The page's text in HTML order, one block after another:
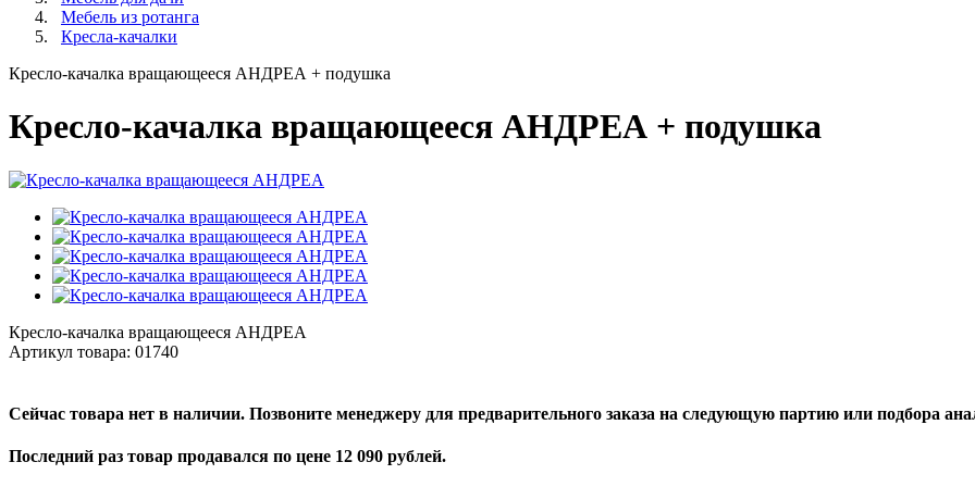
Мебель из ротанга
Кресла-качалки
Кресло-качалка вращающееся АНДРЕА + подушка
Кресло-качалка вращающееся АНДРЕА + подушка
Кресло-качалка вращающееся АНДРЕА
Артикул товара: 01740
Сейчас товара нет в наличии. Позвоните менеджеру для предварительного заказа на следующую партию или подбора
Последний раз товар продавался по цене 12 090 рублей.